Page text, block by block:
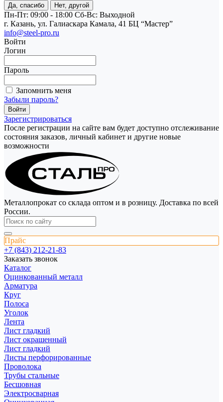
Да, спасибо Нет, другой
Пн-Пт: 09:00 - 18:00 Cб-Вс: Выходной
г. Казань, ул. Галиаскара Камала, 41 БЦ “Мастер”
info@steel-pro.ru
Войти
Логин
Пароль
Запомнить меня
Забыли пароль?
Зарегистрироваться
После регистрации на сайте вам будет доступно отслеживание
состояния заказов, личный кабинет и другие новые
возможности
Металлопрокат со склада оптом и в розницу. Доставка по всей
России.
Прайс
+7 (843) 212-21-83
Заказать звонок
Каталог
Оцинкованный металл
Арматура
Круг
Полоса
Уголок
Лента
Лист гладкий
Лист окрашенный
Лист гладкий
Листы перфорированные
Проволока
Трубы стальные
Бесшовная
Электросварная